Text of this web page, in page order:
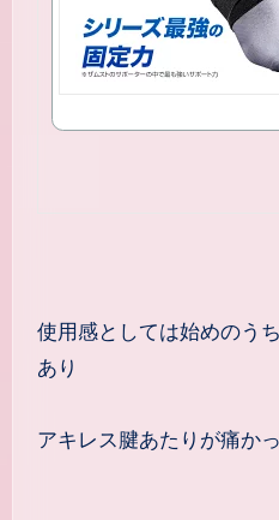
使用感としては始めのう
あり
アキレス腱あたりが痛か